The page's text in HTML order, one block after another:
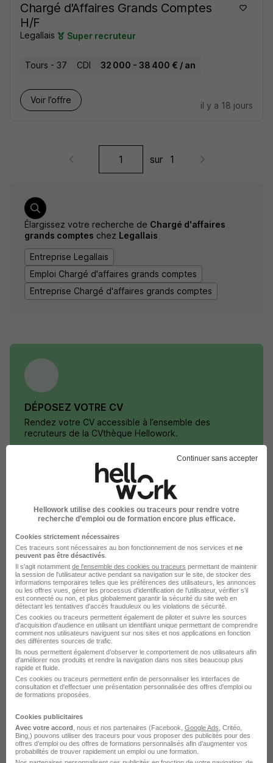
Chargé d'Affaires Grands Comptes
H/F
Legallais Super recruteur
Tours - 37 CDI 32 000 - 38 400 € / an
Voir l’offre
il y a 18 jours
sur 1
Élargissez votre recherche de Chargé d'affaires
grands comptes chez Legallais
Entreprise Legallais
Emploi Chargé d'affaires grands comptes
Entreprise Chargé d'affaires grands comptes
DÉPOSEZ VOTRE CV
Rendez votre CV accessible à l’ensemble des
recruteurs de la CVthèque Hellowork.
Rendre mon CV visible
Le Recrutement chez Legallais dans le
domaine Commerce
Legallais Commercial itinérant
Legallais Technico-commercial sédentaire
Legallais Manager commercial
Legallais Commercial B to B
Legallais Conseiller clientèle
Voir plus
Postuler chez Legallais par Métier
Continuer sans accepter
Hellowork utilise des cookies ou traceurs pour rendre votre
recherche d’emploi ou de formation encore plus efficace.
Cookies strictement nécessaires
Ces traceurs sont nécessaires au bon fonctionnement de nos services et ne
peuvent pas être désactivés
Il s'agit notamment de l'ensemble des cookies ou traceurs permettant de maintenir
la session de l'utilisateur active pendant sa navigation sur le site, de stocker des
informations temporaires telles que les préférences des utilisateurs, les annonces
ou les offres vues, gérer les processus d'identification de l'utilisateur, vérifier s'il
est connecté ou non, et plus globalement garantir la sécurité du site web en
détectant les tentatives d'accès frauduleux ou les violations de sécurité.
Ces cookies ou traceurs permettent également de piloter et suivre les sources
d'acquisition d'audience en utilisant un identifiant unique permettant de comprendre
comment nos utilisateurs naviguent sur nos sites et nos applications en fonction
des différentes sources de trafic.
Ils nous permettent également d’observer le comportement de nos utilisateurs afin
d'améliorer nos produits et rendre la navigation dans nos sites beaucoup plus
rapide et fluide.
Ces cookies ou traceurs permettent enfin de personnaliser les interfaces de
consultation et d'effectuer une présentation personnalisée des offres d'emploi ou
de formations proposées.
Cookies publicitaires
Avec votre accord , nous et nos partenaires (Facebook, Google Ads , Critéo,
Bing,) pouvons utiliser des traceurs pour vous proposer des publicités pour des
offres d’emploi ou des offres de formations personnalisés afin d’augmenter vos
probabilités de trouver rapidement un emploi ou une formation.